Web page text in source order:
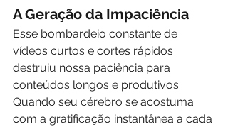
A Geração da Impaciência
Esse bombardeio constante de
vídeos curtos e cortes rápidos
destruiu nossa paciência para
conteúdos longos e produtivos.
Quando seu cérebro se acostuma
com a gratificação instantânea a cada